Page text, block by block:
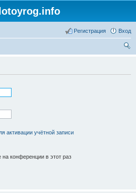
Вход
Регистрация
активации учётной записи
конференции в этот раз